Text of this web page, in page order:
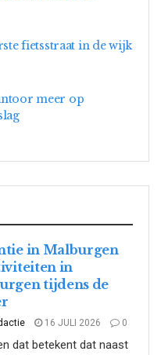
fietsstraat in de wijk
meer op
in Malburgen
in
tijdens de
16 JULI 2026 0
dat betekent dat naast